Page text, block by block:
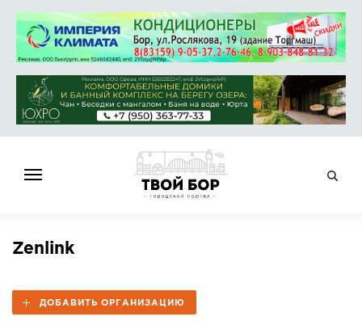
НОВОСТИ
ОБЪЯВЛЕНИЯ
Zenlink
ДОБАВИТЬ ОРГАНИЗАЦИЮ